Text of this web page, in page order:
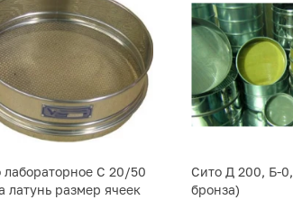
лабораторное С 20/50
латунь размер ячеек
Сито Д 200, Б-
бронза)